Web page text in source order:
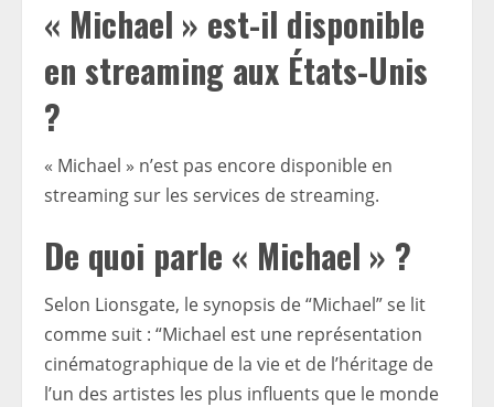
« Michael » est-il disponible
en streaming aux États-Unis
?
« Michael » n’est pas encore disponible en
streaming sur les services de streaming.
De quoi parle « Michael » ?
Selon Lionsgate, le synopsis de “Michael” se lit
comme suit : “Michael est une représentation
cinématographique de la vie et de l’héritage de
l’un des artistes les plus influents que le monde